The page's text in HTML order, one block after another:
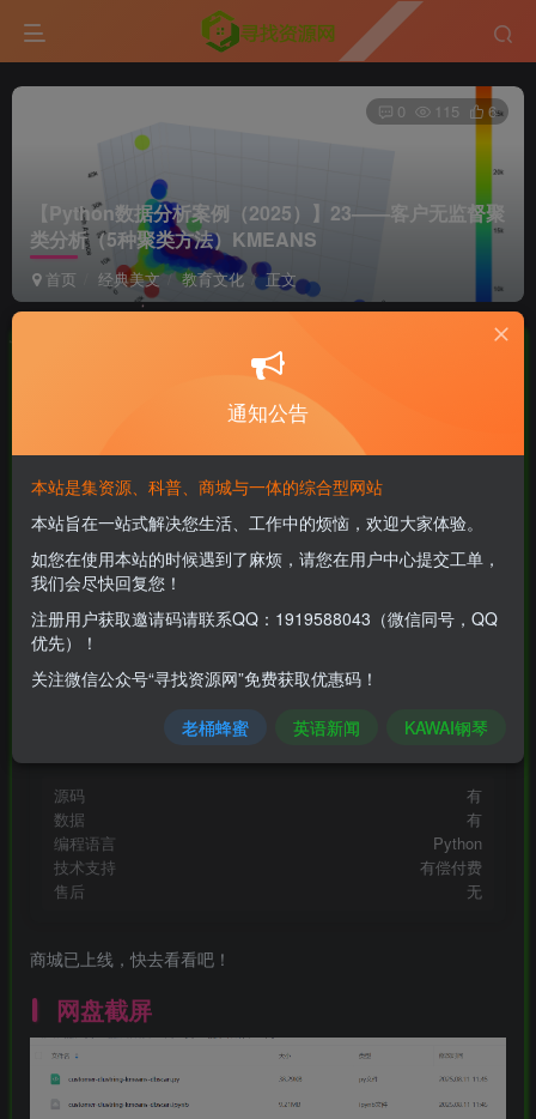
【Python数据分析案例（2025）】23——客户无监督聚
类分析（5种聚类方法） KMEANS
首页 经典美文 教育文化 正文
0 115 6
极好 · 1000
此内容为付费资源，请付费后查看
￥12 限时特惠
￥ 30
seekresource@163.com
1919588043
QQ1919588043
源码
有
数据
有
编程语言
Python
技术支持
有偿付费
售后
无
已售 2
商城已上线，快去看看吧！
网盘截屏
通知公告
本站是集资源、科普、商城与一体的综合型网站
本站旨在一站式解决您生活、工作中的烦恼，欢迎大家体验。
如您在使用本站的时候遇到了麻烦，请您在用户中心提交工单，
我们会尽快回复您！
注册用户获取邀请码请联系QQ：1919588043（微信同号，QQ
优先）！
关注微信公众号“寻找资源网”免费获取优惠码！
老桶蜂蜜 英语新闻 KAWAI钢琴